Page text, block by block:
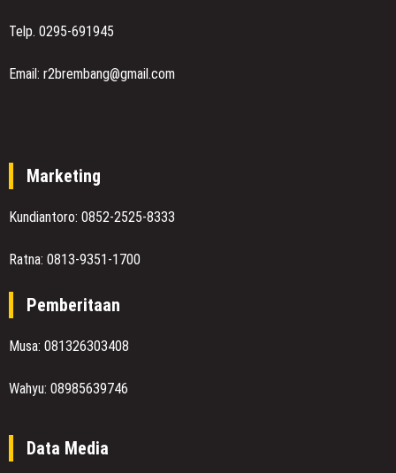
Telp. 0295-691945
Email: r2brembang@gmail.com
Marketing
Kundiantoro: 0852-2525-8333
Ratna: 0813-9351-1700
Pemberitaan
Musa: 081326303408
Wahyu: 08985639746
Data Media